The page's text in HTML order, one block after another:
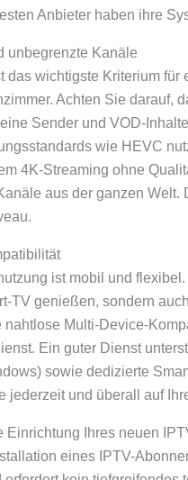
Anbieter haben ihre
unbegrenzte Kanäle
das wichtigste Kriterium
Achten Sie darauf,
Sender und VOD-
wie HEVC
4K-Streaming ohne
aus der ganzen Welt.
ist mobil und
TV genießen, sondern
nahtlose Multi-Device-
Ein guter Dienst
sowie dedizierte
jederzeit und überall auf
Einrichtung Ihres neuen
eines IPTV-